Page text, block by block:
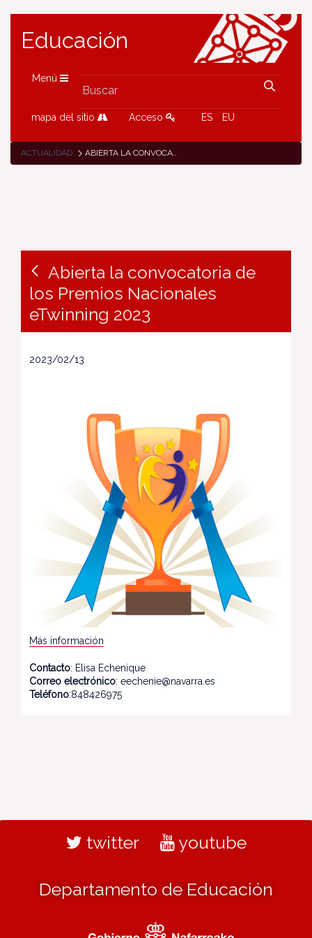
Educación
Menú
mapa del sitio Acceso ES EU
ACTUALIDAD ABIERTA LA CONVOCATORIA DE LOS PREMIOS NACIONALES ETWINNING 2023
Abierta la convocatoria de
los Premios Nacionales
eTwinning 2023
2023/02/13
Más información
Contacto: Elisa Echenique
Correo electrónico: eechenie@navarra.es
Teléfono:848426975
twitter youtube
Departamento de Educación